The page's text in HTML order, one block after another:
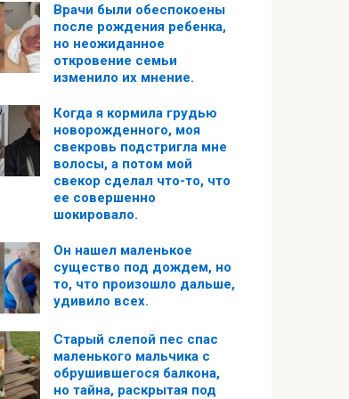
Врачи были обеспокоены
после рождения ребенка,
но неожиданное
откровение семьи
изменило их мнение.
Когда я кормила грудью
новорожденного, моя
свекровь подстригла мне
волосы, а потом мой
свекор сделал что-то, что
ее совершенно
шокировало.
Он нашел маленькое
существо под дождем, но
то, что произошло дальше,
удивило всех.
Старый слепой пес спас
маленького мальчика с
обрушившегося балкона,
но тайна, раскрытая под